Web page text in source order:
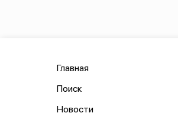
Главная
Поиск
Новости